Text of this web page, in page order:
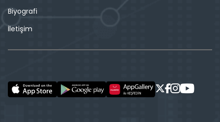
Biyografi
İletişim